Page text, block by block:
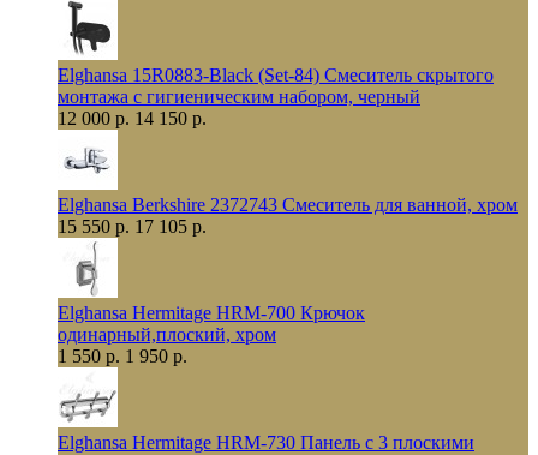
Elghansa 15R0883-Black (Set-84) Смеситель скрытого
монтажа с гигиеническим набором, черный
12 000 р. 14 150 р.
Elghansa Berkshire 2372743 Смеситель для ванной, хром
15 550 р. 17 105 р.
Elghansa Hermitage HRM-700 Крючок
одинарный,плоский, хром
1 550 р. 1 950 р.
Elghansa Hermitage HRM-730 Панель с 3 плоскими